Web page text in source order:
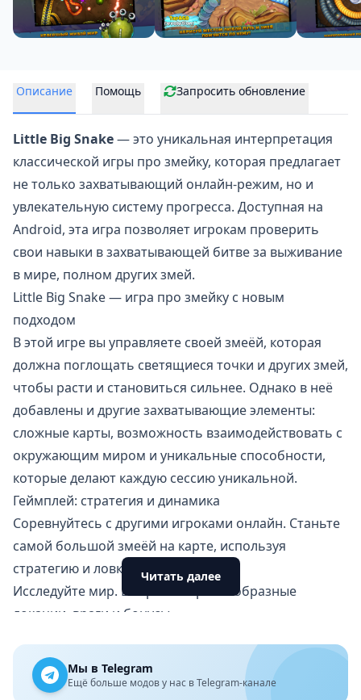
Описание Помощь Запросить обновление
Little Big Snake— это уникальная интерпретация
классической игры про змейку, которая предлагает
не только захватывающий онлайн-режим, но и
увлекательную систему прогресса. Доступная на
Android, эта игра позволяет игрокам проверить
свои навыки в захватывающей битве за выживание
в мире, полном других змей.
Little Big Snake — игра про змейку с новым
подходом
В этой игре вы управляете своей змеёй, которая
должна поглощать светящиеся точки и других змей,
чтобы расти и становиться сильнее. Однако в неё
добавлены и другие захватывающие элементы:
сложные карты, возможность взаимодействовать с
окружающим миром и уникальные способности,
которые делают каждую сессию уникальной.
Геймплей: стратегия и динамика
Соревнуйтесь с другими игроками онлайн. Станьте
самой большой змеёй на карте, используя
стратегию и ловкость.
Исследуйте мир. В игре есть разнообразные
локации, враги и бонусы.
открывать новые способности и улучшать своего
персонажа, что добавляет глубину в игровой
Читать далее
Мы в Telegram
Ещё больше модов у нас в Telegram-канале